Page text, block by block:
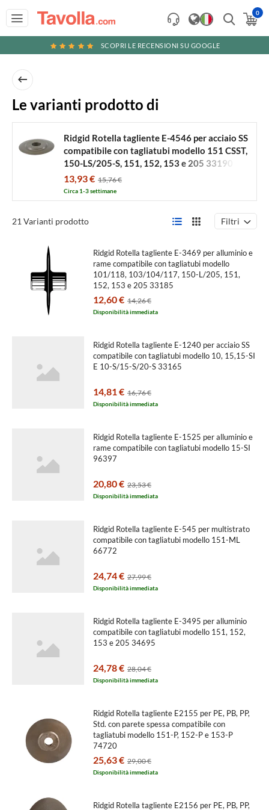
0
SCOPRI LE RECENSIONI SU GOOGLE
Le varianti prodotto di
Rotella
tagliente
E-
4546
acciaio
SS
con
tagliatubi
modello
150-
LS/205-
S,
e
205
Ridgid Rotella tagliente E-4546 per acciaio SS
compatibile con tagliatubi modello 151 CSST,
150-LS/205-S, 151, 152, 153 e 205 33190
13,93 € 15,76 €
Circa 1-3 settimane
21 Varianti prodotto Filtri
Ridgid Rotella tagliente E-3469 per alluminio e
rame compatibile con tagliatubi modello
101/118, 103/104/117, 150-L/205, 151,
152, 153 e 205 33185
12,60 € 14,26 €
Disponibilità immediata
Ridgid Rotella tagliente E-1240 per acciaio SS
compatibile con tagliatubi modello 10, 15,15-SI
E 10-S/15-S/20-S 33165
14,81 € 16,76 €
Disponibilità immediata
Ridgid Rotella tagliente E-1525 per alluminio e
rame compatibile con tagliatubi modello 15-SI
96397
20,80 € 23,53 €
Disponibilità immediata
Ridgid Rotella tagliente E-545 per multistrato
compatibile con tagliatubi modello 151-ML
66772
24,74 € 27,99 €
Disponibilità immediata
Ridgid Rotella tagliente E-3495 per alluminio
compatibile con tagliatubi modello 151, 152,
153 e 205 34695
24,78 € 28,04 €
Disponibilità immediata
Ridgid Rotella tagliente E2155 per PE, PB, PP,
Std. con parete spessa compatibile con
tagliatubi modello 151-P, 152-P e 153-P
74720
25,63 € 29,00 €
Disponibilità immediata
Ridgid Rotella tagliente E2156 per PE, PB, PP,